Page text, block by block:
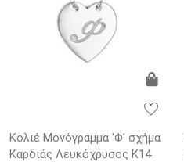
Κολιέ Μονόγραμμα 'Φ' σχήμα
Καρδιάς Λευκόχρυσος K14